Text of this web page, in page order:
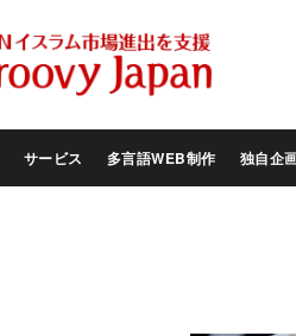
サービス 多言語WEB制作 独自企